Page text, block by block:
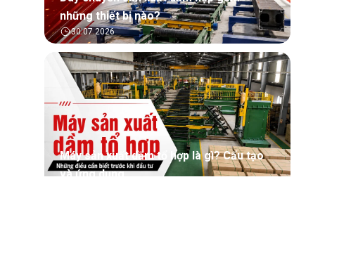
những thiết bị nào?
30.07.2026
Máy sản xuất dầm tổ hợp là gì? Cấu tạo
và ứng dụng